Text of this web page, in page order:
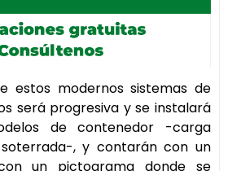
estos modernos sistemas de
será progresiva y se instalará
de contenedor -carga
, y contarán con un
un pictograma donde se